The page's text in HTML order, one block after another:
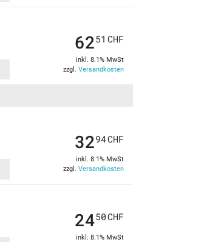
6251 CHF
inkl. 8.1% MwSt
zzgl. Versandkosten
3294CHF
inkl. 8.1% MwSt
zzgl. Versandkosten
2450CHF
inkl. 8.1% MwSt